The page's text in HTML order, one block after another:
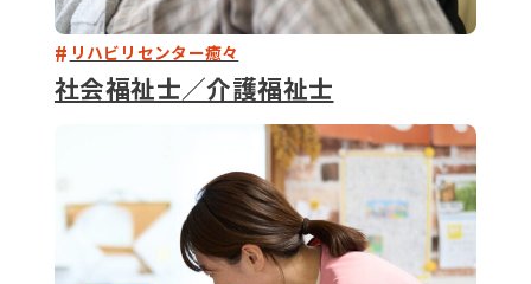
リハビリセンター癒々
社会福祉士／介護福祉士